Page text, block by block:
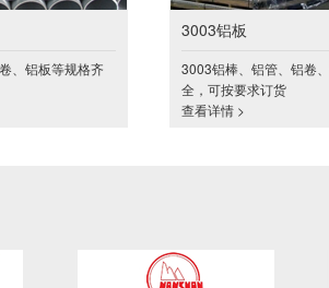
、铝板等规格齐
3003铝板
3003铝棒、铝管、铝卷
全，可按要求订货
查看详情 >